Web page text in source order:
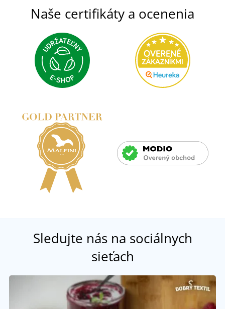
Naše certifikáty a ocenenia
Sledujte nás na sociálnych
sieťach